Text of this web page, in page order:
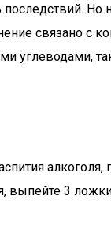
Но
связано с
углеводами,
выпейте 3